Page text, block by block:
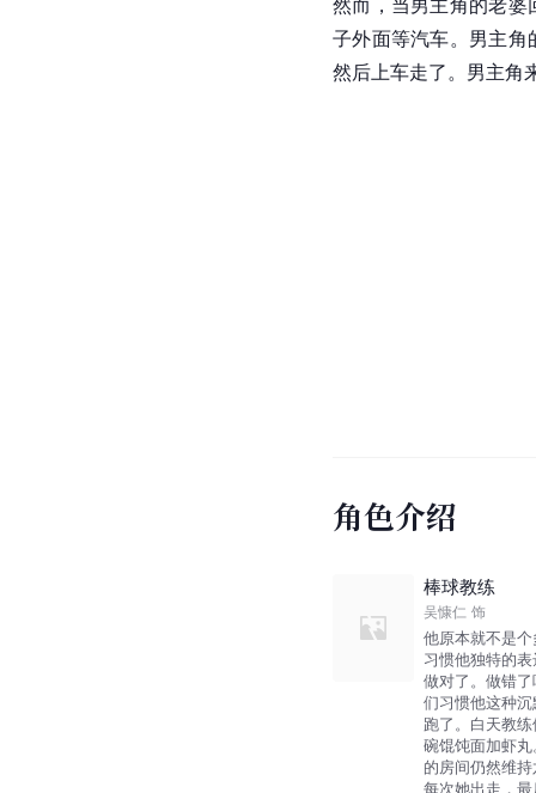
子外面等汽车。男主
然后上车走了。男主角
角色介绍
棒球教练
吴慷仁 饰
他原本就不是
习惯他独特的
做对了。做错
们习惯他这种
跑了。白天教
碗馄饨面加虾
的房间仍然维
每次她出走，